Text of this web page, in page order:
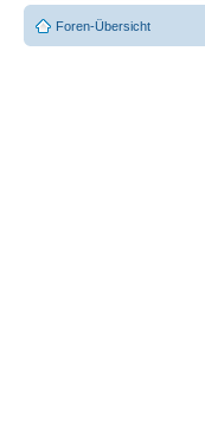
Foren-Übersicht